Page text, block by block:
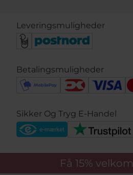
Leveringsmuligheder
Betalingsmuligheder
Sikker Og Tryg E-Handel
Få 15%